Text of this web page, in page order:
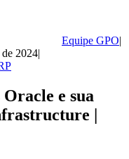
Equipe GPO
2024
e sua
|